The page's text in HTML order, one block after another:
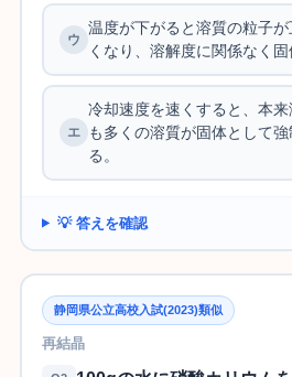
温度が下がると溶質の粒子
くなり、溶解度に関係なく固
冷却速度を速くすると、本
も多くの溶質が固体として
る。
💡 答えを確認
静岡県公立高校入試(2023)類似
再結晶